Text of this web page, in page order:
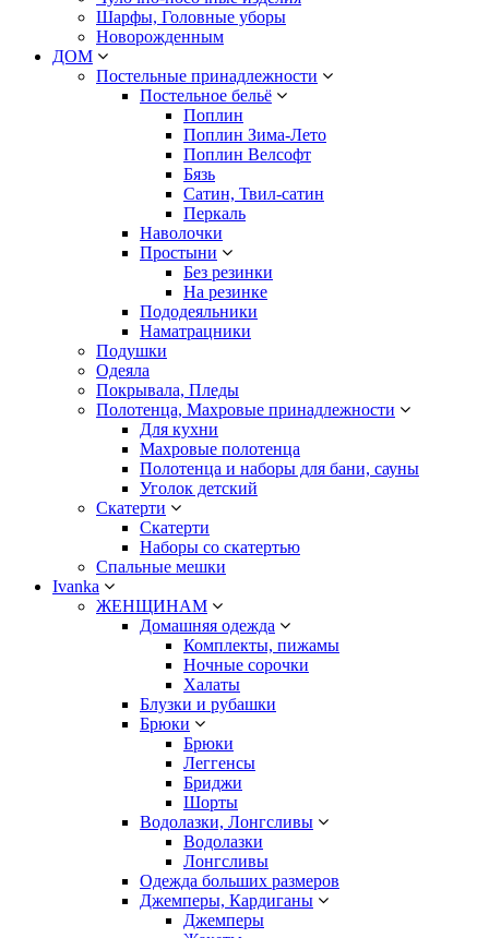
Шарфы, Головные уборы
Новорожденным
ДОМ
Постельные принадлежности
Постельное бельё
Поплин
Поплин Зима-Лето
Поплин Велсофт
Бязь
Сатин, Твил-сатин
Перкаль
Наволочки
Простыни
Без резинки
На резинке
Пододеяльники
Наматрацники
Подушки
Одеяла
Покрывала, Пледы
Полотенца, Махровые принадлежности
Для кухни
Махровые полотенца
Полотенца и наборы для бани, сауны
Уголок детский
Скатерти
Скатерти
Наборы со скатертью
Спальные мешки
Ivanka
ЖЕНЩИНАМ
Домашняя одежда
Комплекты, пижамы
Ночные сорочки
Халаты
Блузки и рубашки
Брюки
Брюки
Леггенсы
Бриджи
Шорты
Водолазки, Лонгсливы
Водолазки
Лонгсливы
Одежда больших размеров
Джемперы, Кардиганы
Джемперы